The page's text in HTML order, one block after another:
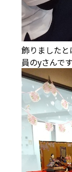
飾りました
員のyさん